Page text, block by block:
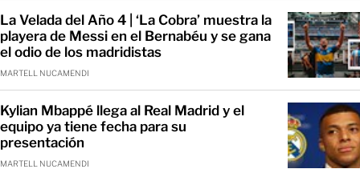
La Velada del Año 4 | ‘La Cobra’ muestra la
playera de Messi en el Bernabéu y se gana
el odio de los madridistas
MARTELL NUCAMENDI
Kylian Mbappé llega al Real Madrid y el
equipo ya tiene fecha para su
presentación
MARTELL NUCAMENDI